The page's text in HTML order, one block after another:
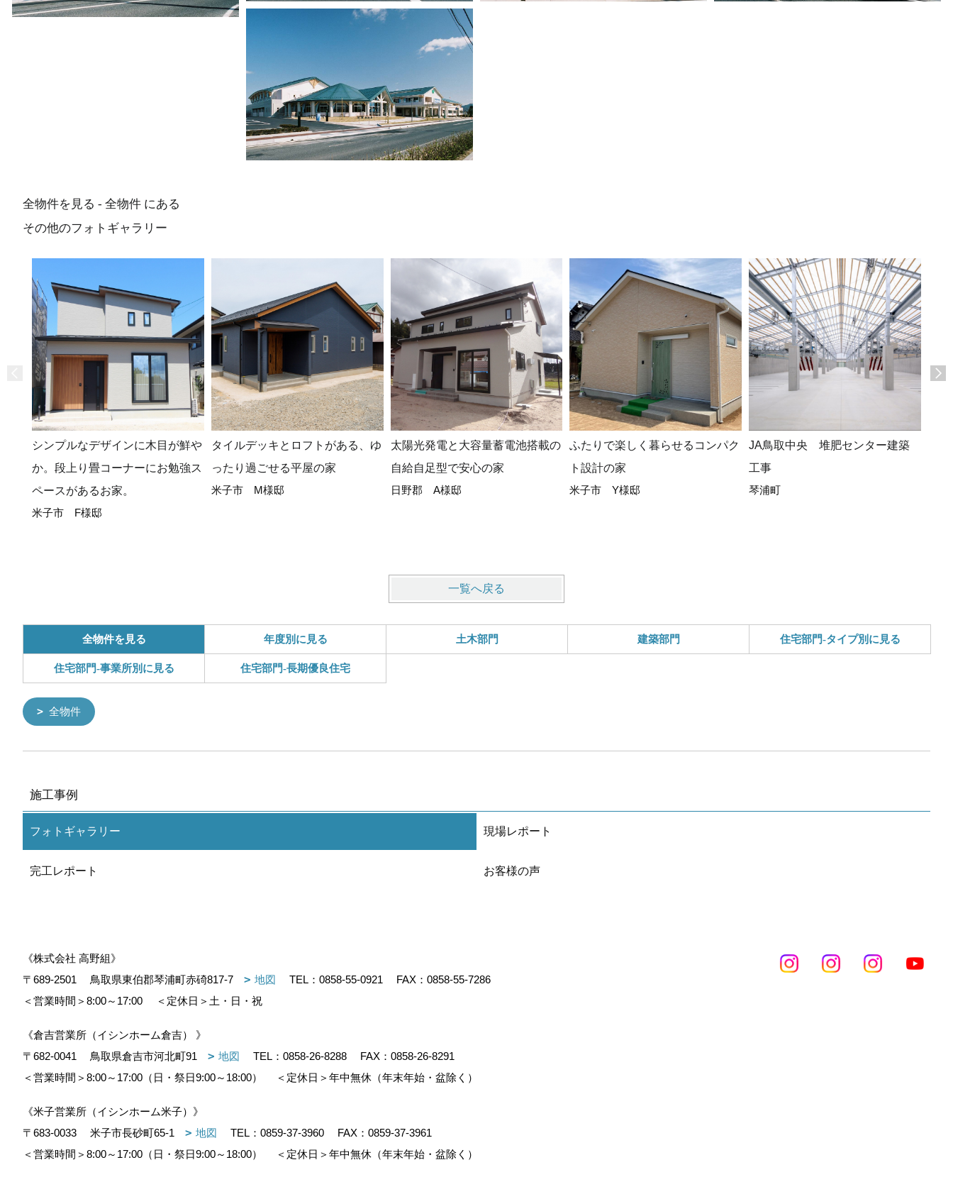
全物件を見る - 全物件 にある
その他のフォトギャラリー
シンプルなデザインに木目が鮮や
か。段上り畳コーナーにお勉強ス
ペースがあるお家。
米子市 F様邸
タイルデッキとロフトがある、ゆ
ったり過ごせる平屋の家
米子市 M様邸
太陽光発電と大容量蓄電池搭載の
自給自足型で安心の家
日野郡 A様邸
ふたりで楽しく暮らせるコンパク
ト設計の家
米子市 Y様邸
JA鳥取中央 堆肥センター建築
工事
琴浦町
一覧へ戻る
全物件を見る 年度別に見る 土木部門 建築部門 住宅部門-タイプ別に見る
住宅部門-事業所別に見る 住宅部門-長期優良住宅
全物件
施工事例
フォトギャラリー 現場レポート
完工レポート お客様の声
《株式会社 高野組》
〒689-2501
鳥取県東伯郡琴浦町赤碕817-7 地図 TEL： 0858-55-0921
FAX：0858-55-7286
＜営業時間＞8:00～17:00
＜定休日＞土・日・祝
《倉吉営業所（イシンホーム倉吉） 》
〒682-0041
鳥取県倉吉市河北町91 地図 TEL： 0858-26-8288
FAX：0858-26-8291
＜営業時間＞8:00～17:00（日・祭日9:00～18:00）
＜定休日＞年中無休（年末年始・盆除く）
《米子営業所（イシンホーム米子）》
〒683-0033
米子市長砂町65-1 地図 TEL： 0859-37-3960
FAX：0859-37-3961
＜営業時間＞8:00～17:00（日・祭日9:00～18:00）
＜定休日＞年中無休（年末年始・盆除く）